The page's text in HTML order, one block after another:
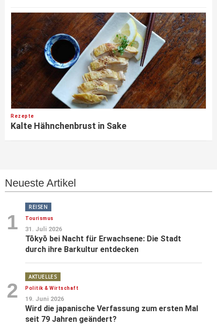
Rezepte
Kalte Hähnchenbrust in Sake
Neueste Artikel
1
REISEN
Tourismus
31. Juli 2026
Tōkyō bei Nacht für Erwachsene: Die Stadt
durch ihre Barkultur entdecken
2
AKTUELLES
Politik & Wirtschaft
19. Juni 2026
Wird die japanische Verfassung zum ersten Mal
seit 79 Jahren geändert?